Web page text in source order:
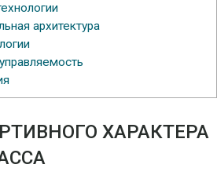
архитектура
ХАРАКТЕРА